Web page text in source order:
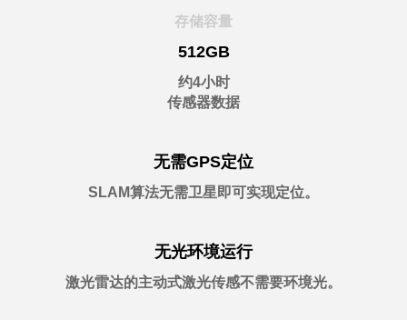
存储容量
512GB
约4小时
传感器数据
无需GPS定位
SLAM算法无需卫星即可实现定位。
无光环境运行
激光雷达的主动式激光传感不需要环境光。